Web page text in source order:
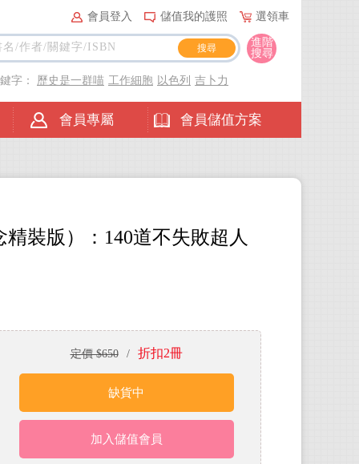
會員登入 儲值我的護照 選領車
會員專屬 會員儲值方案
進階
搜尋
字： 歷史是一群喵 工作細胞 以色列 吉卜力
裝版）：140道不失敗超人
定價 $650 / 折扣2冊
缺貨中
加入儲值會員